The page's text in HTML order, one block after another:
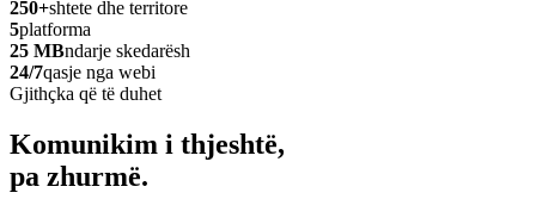
250+shtete dhe territore
5platforma
25 MBndarje skedarësh
24/7qasje nga webi
Gjithçka që të duhet
Komunikim i thjeshtë,
pa zhurmë.